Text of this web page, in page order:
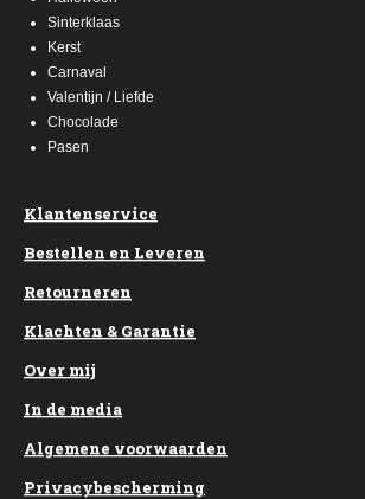
Sinterklaas
Kerst
Carnaval
Valentijn / Liefde
Chocolade
Pasen
Klantenservice
Bestellen en Leveren
Retourneren
Klachten & Garantie
Over mij
In de media
Algemene voorwaarden
Privacybescherming